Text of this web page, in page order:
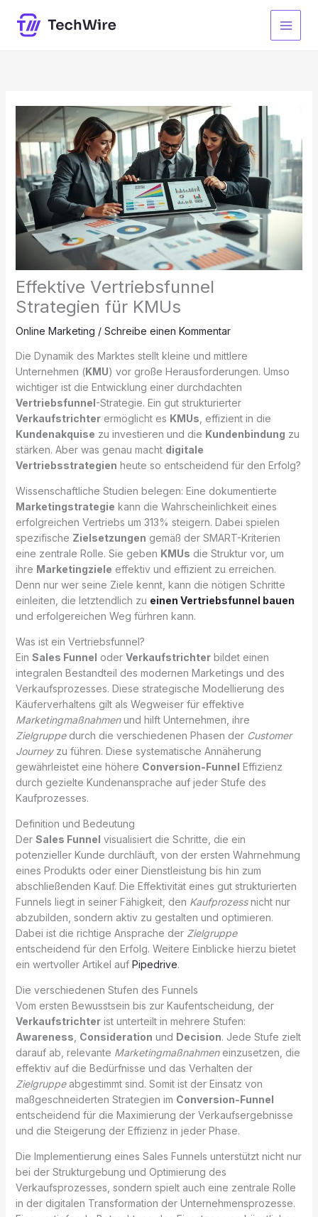
Inhalt
springen
Effektive Vertriebsfunnel
Strategien für KMUs
Online Marketing / Schreibe einen Kommentar
Die Dynamik des Marktes stellt kleine und mittlere
Unternehmen (KMU) vor große Herausforderungen. Umso
wichtiger ist die Entwicklung einer durchdachten
Vertriebsfunnel-Strategie. Ein gut strukturierter
Verkaufstrichterermöglicht es KMUs, effizient in die
Kundenakquise zu investieren und die Kundenbindung zu
stärken. Aber was genau macht digitale
Vertriebsstrategien heute so entscheidend für den Erfolg?
Wissenschaftliche Studien belegen: Eine dokumentierte
Marketingstrategie kann die Wahrscheinlichkeit eines
erfolgreichen Vertriebs um 313% steigern. Dabei spielen
spezifische Zielsetzungen gemäß der SMART-Kriterien
eine zentrale Rolle. Sie geben KMUs die Struktur vor, um
ihre Marketingziele effektiv und effizient zu erreichen.
Denn nur wer seine Ziele kennt, kann die nötigen Schritte
einleiten, die letztendlich zu einen Vertriebsfunnel bauen
und erfolgereichen Weg fürhren kann.
Was ist ein Vertriebsfunnel?
Ein Sales Funnel oder Verkaufstrichterbildet einen
integralen Bestandteil des modernen Marketings und des
Verkaufsprozesses. Diese strategische Modellierung des
Käuferverhaltens gilt als Wegweiser für effektive
Marketingmaßnahmenund hilft Unternehmen, ihre
Zielgruppedurch die verschiedenen Phasen der Customer
Journeyzu führen. Diese systematische Annäherung
gewährleistet eine höhere Conversion-Funnel Effizienz
durch gezielte Kundenansprache auf jeder Stufe des
Kaufprozesses.
Definition und Bedeutung
Der Sales Funnel visualisiert die Schritte, die ein
potenzieller Kunde durchläuft, von der ersten Wahrnehmung
eines Produkts oder einer Dienstleistung bis hin zum
abschließenden Kauf. Die Effektivität eines gut strukturierten
Funnels liegt in seiner Fähigkeit, den Kaufprozessnicht nur
abzubilden, sondern aktiv zu gestalten und optimieren.
Dabei ist die richtige Ansprache der Zielgruppe
entscheidend für den Erfolg. Weitere Einblicke hierzu bietet
ein wertvoller Artikel auf Pipedrive.
Die verschiedenen Stufen des Funnels
Vom ersten Bewusstsein bis zur Kaufentscheidung, der
Verkaufstrichterist unterteilt in mehrere Stufen:
Awareness, Consideration und Decision. Jede Stufe zielt
darauf ab, relevante Marketingmaßnahmeneinzusetzen, die
effektiv auf die Bedürfnisse und das Verhalten der
Zielgruppeabgestimmt sind. Somit ist der Einsatz von
maßgeschneiderten Strategien im Conversion-Funnel
entscheidend für die Maximierung der Verkaufsergebnisse
und die Steigerung der Effizienz in jeder Phase.
Die Implementierung eines Sales Funnels unterstützt nicht nur
bei der Strukturgebung und Optimierung des
Verkaufsprozesses, sondern spielt auch eine zentrale Rolle
in der digitalen Transformation der Unternehmensprozesse.